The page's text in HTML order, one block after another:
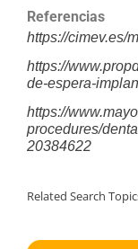
Referencias
https://cimev.es/
https://
de-espera-
https://
procedures/
20384622
Related Search